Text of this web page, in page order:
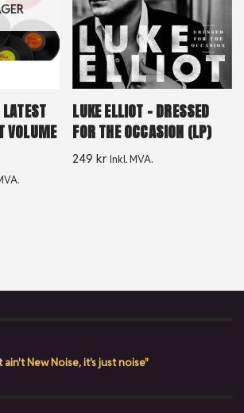
VOLUME
LUKE ELLIOT – DRESSED
FOR THE OCCASION (LP)
249kr Inkl. MVA.
ain't New Noise, it's just noise"